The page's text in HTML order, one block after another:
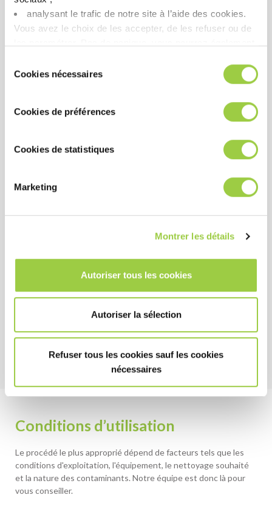
analysant le trafic de notre site à l’aide des cookies.​
Vous avez le choix de les accepter, de les refuser ou de
cookies.​ ​ ​
duCookies nécessaires
Cookies de préférences
Cookies de statistiques
Marketing
Montrer les détails
Autoriser tous les cookies
Autoriser la sélection
Refuser tous les cookies sauf les cookies
nécessaires
Avantages
PERFORMANCE
Compatibilité avec la plupart des métaux sensibles
Excellente dispersion des composés de polissage
Bonne protection temporaire contre la corrosion
Pouvoir nettoyant élevé même à faible
Non-toxique et sans substances CMR
Faible impact sur l’environnement
Conditions d’utilisation
Le procédé le plus approprié dépend de facteurs tels que les
conditions d'exploitation, l'équipement, le nettoyage souhaité
et la nature des contaminants. Notre équipe est donc là pour
vous conseiller.